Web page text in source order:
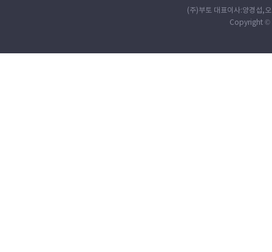
(주)부토 대표이사:양경섭,
Copyright ©